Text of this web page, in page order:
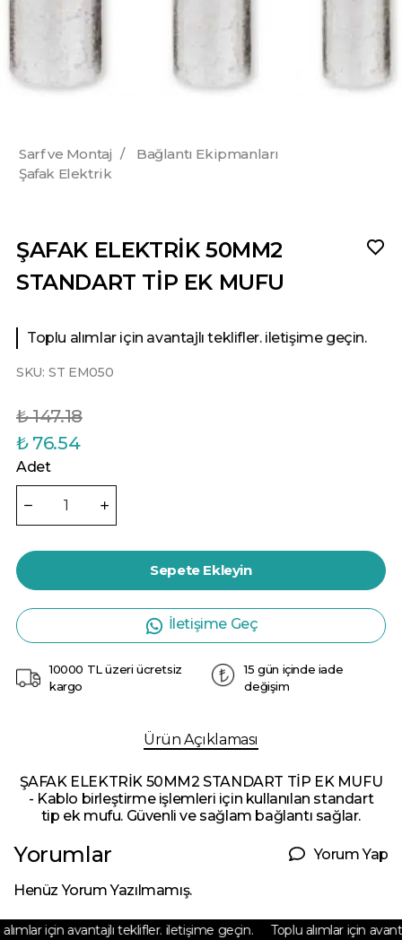
Sarf ve Montaj /
Bağlantı Ekipmanları
Şafak Elektrik
ŞAFAK ELEKTRİK 50MM2
STANDART TİP EK MUFU
Toplu alımlar için avantajlı teklifler. iletişime geçin.
SKU: ST EM050
₺ 147.18
₺ 76.54
Adet
Sepete Ekleyin
İletişime Geç
10000 TL üzeri ücretsiz
kargo
15 gün içinde iade
değişim
Ürün Açıklaması
ŞAFAK ELEKTRİK 50MM2 STANDART TİP EK MUFU
- Kablo birleştirme işlemleri için kullanılan standart
tip ek mufu. Güvenli ve sağlam bağlantı sağlar.
Yorumlar Yorum Yap
Henüz Yorum Yazılmamış.
için avantajlı teklifler. iletişime geçin. Toplu alımlar için